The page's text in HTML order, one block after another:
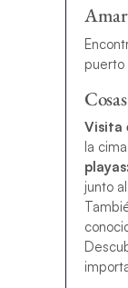
puerto
Visita
la
playas:
junto